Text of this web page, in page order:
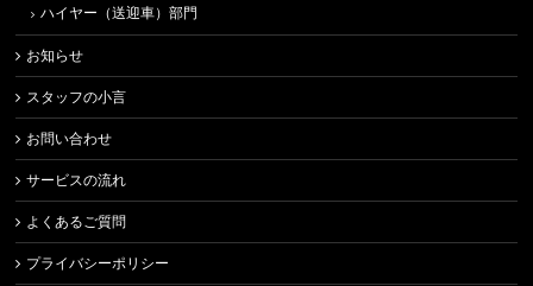
ハイヤー（送迎車）部門
お知らせ
スタッフの小言
お問い合わせ
サービスの流れ
よくあるご質問
プライバシーポリシー